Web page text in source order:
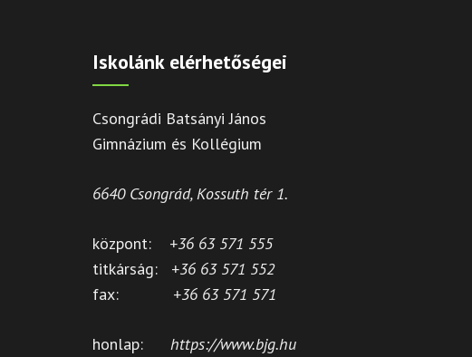
Iskolánk elérhetőségei
Csongrádi Batsányi János
Gimnázium és Kollégium
6640 Csongrád, Kossuth tér 1.
központ: +36 63 571 555
titkárság: +36 63 571 552
fax: +36 63 571 571
honlap: https://www.bjg.hu